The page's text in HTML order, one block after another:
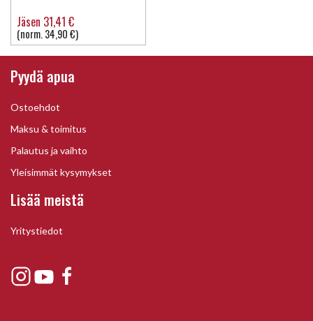
Jäsen 31,41 €
(norm. 34,90 €)
Pyydä apua
Ostoehdot
Maksu & toimitus
Palautus ja vaihto
Yleisimmät kysymykset
Lisää meistä
Yritystiedot